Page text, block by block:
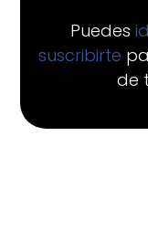
Puedes
suscribirte
de